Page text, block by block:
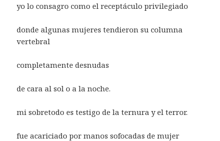
yo lo consagro como el receptáculo privilegiado
donde algunas mujeres tendieron su columna
vertebral
completamente desnudas
de cara al sol o a la noche.
mi sobretodo es testigo de la ternura y el terror.
fue acariciado por manos sofocadas de mujer